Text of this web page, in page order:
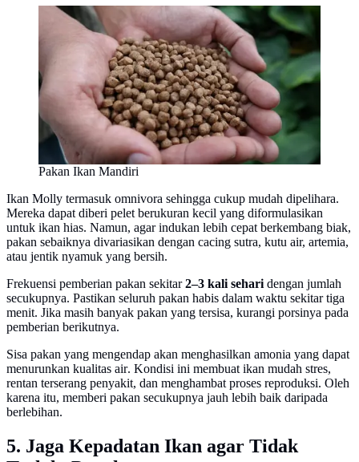
Pakan Ikan Mandiri
Ikan Molly termasuk omnivora sehingga cukup mudah dipelihara.
Mereka dapat diberi pelet berukuran kecil yang diformulasikan
untuk ikan hias. Namun, agar indukan lebih cepat berkembang biak,
pakan sebaiknya divariasikan dengan cacing sutra, kutu air, artemia,
atau jentik nyamuk yang bersih.
Frekuensi pemberian pakan sekitar2–3 kali sehari dengan jumlah
secukupnya. Pastikan seluruh pakan habis dalam waktu sekitar tiga
menit. Jika masih banyak pakan yang tersisa, kurangi porsinya pada
pemberian berikutnya.
Sisa pakan yang mengendap akan menghasilkan amonia yang dapat
menurunkan kualitas air. Kondisi ini membuat ikan mudah stres,
rentan terserang penyakit, dan menghambat proses reproduksi. Oleh
karena itu, memberi pakan secukupnya jauh lebih baik daripada
berlebihan.
5. Jaga Kepadatan Ikan agar Tidak